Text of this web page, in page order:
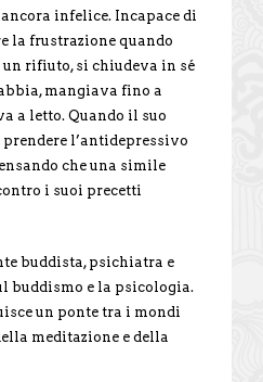
infelice. Incapace di
la frustrazione quando
rifiuto, si chiudeva in sé
mangiava fino a
a letto. Quando il suo
l’antidepressivo
che una simile
i suoi precetti
buddista, psichiatra e
buddismo e la psicologia.
un ponte tra i mondi
meditazione e della